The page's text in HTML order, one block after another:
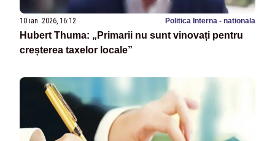
10 ian. 2026, 16:12 Politica Interna - nationala
Hubert Thuma: „Primarii nu sunt vinovați pentru
creșterea taxelor locale”